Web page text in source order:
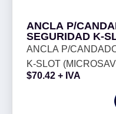
ANCLA P/
SEGURIDAD K-
(MICROSAVER) -
TABLET,
C/ADHESIVO,
BROBOTIX 406290
ANCLA P/
K-SLOT
TABLET, CELULAR,
C/ADHESIVO,
$70.42 + IVA